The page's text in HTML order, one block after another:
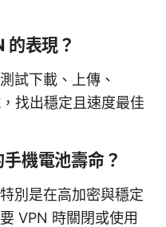
的表現？
試下載、上傳、
找出穩定且速度最佳
機電池壽命？
別是在高加密與穩定
VPN 時關閉或使用